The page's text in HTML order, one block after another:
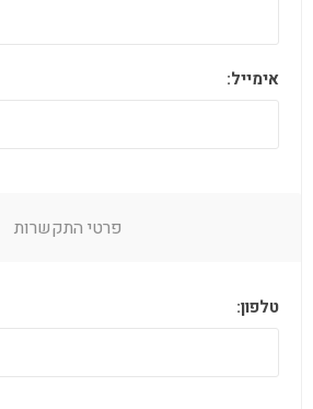
אימייל:
פרטי התקשרות
טלפון: